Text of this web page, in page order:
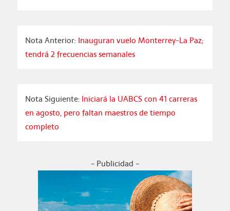
Nota Anterior:Inauguran vuelo Monterrey-La Paz;
tendrá 2 frecuencias semanales
Nota Siguiente: Iniciará la UABCS con 41 carreras
en agosto, pero faltan maestros de tiempo
completo
- Publicidad -